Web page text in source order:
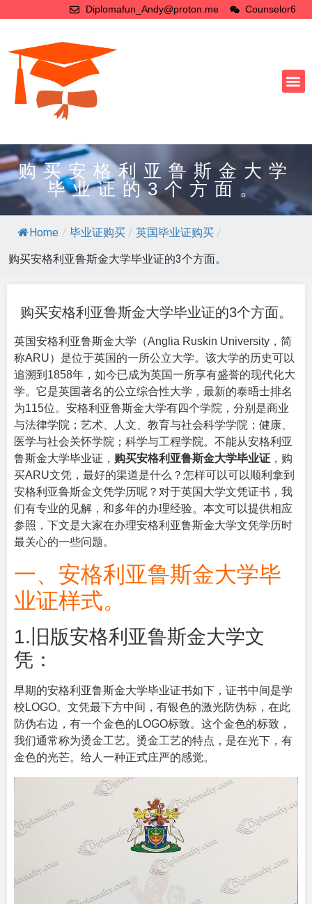
Diplomafun_Andy@proton.me Counselor6
购买安格利亚鲁斯金大学
毕业证的3个方面。
Home / 毕业证购买 / 英国毕业证购买 /
购买安格利亚鲁斯金大学毕业证的3个方面。
购买安格利亚鲁斯金大学毕业证的3个方面。
英国安格利亚鲁斯金大学（Anglia Ruskin University ，简
称ARU）是位于英国的一所公立大学。该大学的历史可以
追溯到1858年，如今已成为英国一所享有盛誉的现代化大
学。它是英国著名的公立综合性大学，最新的泰晤士排名
为115位。安格利亚鲁斯金大学有四个学院，分别是商业
与法律学院；艺术、人文、教育与社会科学学院；健康、
医学与社会关怀学院；科学与工程学院。不能从安格利亚
鲁斯金大学毕业证， 购买安格利亚鲁斯金大学毕业证 ，购
买ARU文凭，最好的渠道是什么？怎样可以可以顺利拿到
安格利亚鲁斯金文凭学历呢？对于英国大学文凭证书，我
们有专业的见解，和多年的办理经验。本文可以提供相应
参照，下文是大家在办理安格利亚鲁斯金大学文凭学历时
最关心的一些问题。
一、安格利亚鲁斯金大学毕
业证样式。
1.旧版安格利亚鲁斯金大学文
凭：
早期的安格利亚鲁斯金大学毕业证书如下，证书中间是学
校LOGO。文凭最下方中间，有银色的激光防伪标，在此
防伪右边，有一个金色的LOGO标致。这个金色的标致，
我们通常称为烫金工艺。烫金工艺的特点，是在光下，有
金色的光芒。给人一种正式庄严的感觉。